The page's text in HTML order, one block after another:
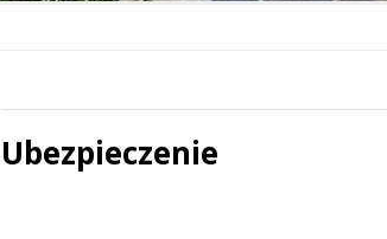
Ubezpieczenie